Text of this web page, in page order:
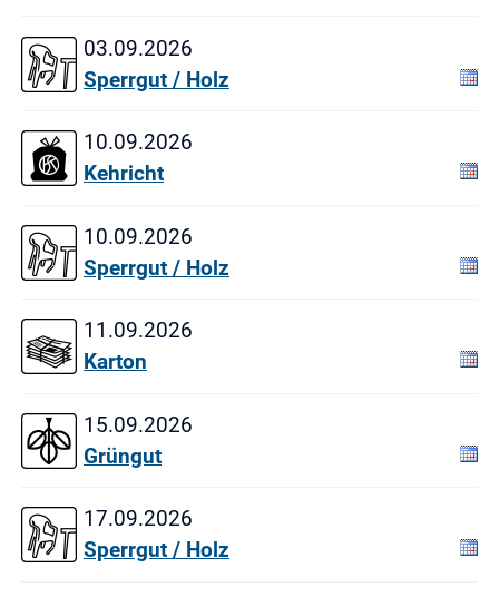
03.09.2026
Sperrgut / Holz
10.09.2026
Kehricht
10.09.2026
Sperrgut / Holz
11.09.2026
Karton
15.09.2026
Grüngut
17.09.2026
Sperrgut / Holz